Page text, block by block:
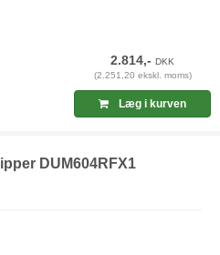
2.814,-DKK
(2.251,20 ekskl. moms)
Læg i kurven
DUM604RFX1